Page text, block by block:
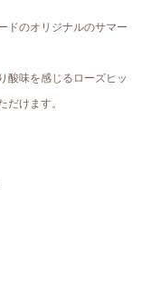
ドのオリジナルのサマー
酸味を感じるローズヒッ
だけます。